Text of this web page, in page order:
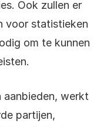
Ook zullen er
voor statistieken
om te kunnen
aanbieden, werkt
partijen,